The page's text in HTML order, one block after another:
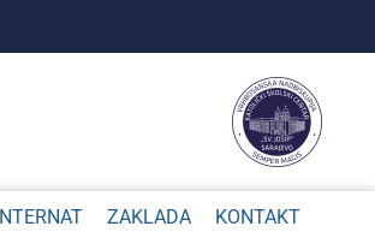
INTERNAT ZAKLADA KONTAKT